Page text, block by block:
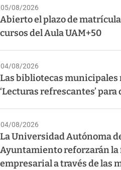
05/08/2026
Abierto el plazo de
cursos del Aula UAM+50
04/08/2026
Las bibliotecas municipales
‘Lecturas refrescantes’
04/08/2026
La Universidad Autónoma
Ayuntamiento reforzarán
empresarial a través de las